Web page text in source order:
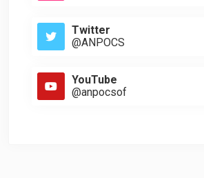
Twitter
@ANPOCS
YouTube
@anpocsof